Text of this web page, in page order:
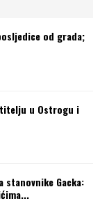
od grada;
u Ostrogu i
stanovnike Gacka: